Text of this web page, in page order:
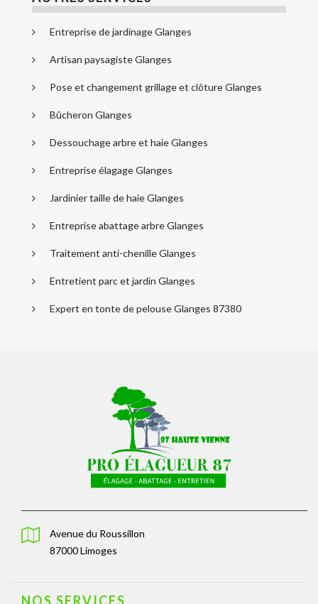
Entreprise de jardinage Glanges
Artisan paysagiste Glanges
Pose et changement grillage et clôture Glanges
Bûcheron Glanges
Dessouchage arbre et haie Glanges
Entreprise élagage Glanges
Jardinier taille de haie Glanges
Entreprise abattage arbre Glanges
Traitement anti-chenille Glanges
Entretient parc et jardin Glanges
Expert en tonte de pelouse Glanges 87380
Avenue du Roussillon
87000 Limoges
NOS SERVICES